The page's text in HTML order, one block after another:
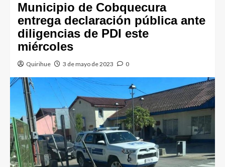
Municipio de Cobquecura
entrega declaración pública ante
diligencias de PDI este
miércoles
Quirihue 3 de mayo de 2023 0